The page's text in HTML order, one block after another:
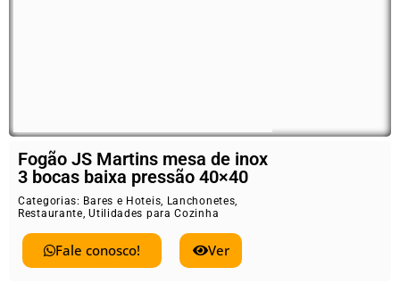
Fogão JS Martins mesa de inox
3 bocas baixa pressão 40×40
Categorias: Bares e Hoteis, Lanchonetes,
Restaurante,Utilidades para Cozinha
Fale conosco! Ver